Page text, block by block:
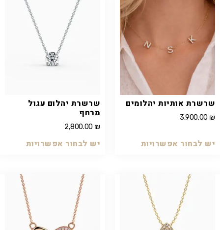
שרשרת אותיות יהלומים
3,900.00 ₪
יש לבחור אפשרויות
שרשרת יהלום עגול
מרחף
2,800.00 ₪
יש לבחור אפשרויות